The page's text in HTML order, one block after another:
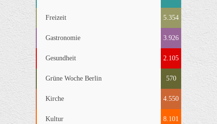
Freizeit 5.354
Gastronomie 3.926
Gesundheit 2.105
Grüne Woche Berlin 570
Kirche 4.550
Kultur 8.101